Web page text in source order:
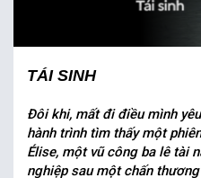
TÁI SINH
Đôi khi, mất đi điều mình
hành trình tìm thấy một
Élise, một vũ công ba lê tài
nghiệp sau một chấn